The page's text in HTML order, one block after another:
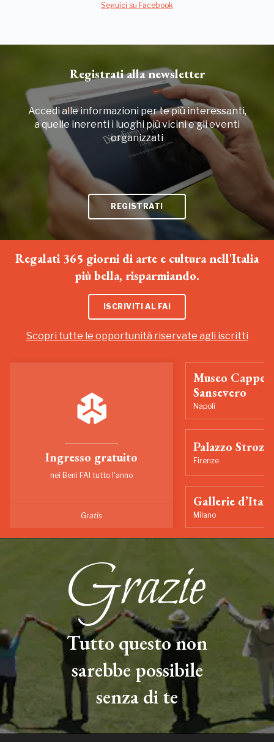
Seguici su Facebook
Registrati alla newsletter
Accedi alle informazioni per te più interessanti,
a quelle inerenti i luoghi più vicini e gli eventi
organizzati
REGISTRATI
Regalati 365 giorni di arte e cultura nell'Italia
più bella, risparmiando.
ISCRIVITI AL FAI
Scopri tutte le opportunità riservate agli iscritti
Ingresso gratuito
nei Beni FAI tutto l'anno
Gratis
Museo
Sansevero
Napoli
Palazzo Strozzi
Firenze
Gallerie
Milano
Tutto questo non
sarebbe possibile
senza di te